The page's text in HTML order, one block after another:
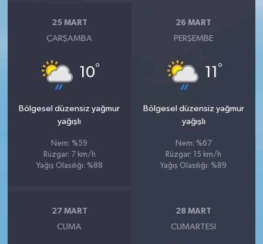
25 MART
ÇARŞAMBA
10°
Bölgesel düzensiz yağmur
yağışlı
Nem: %59
Rüzgar: 7 km/h
Yağış Olasılığı: %88
26 MART
PERŞEMBE
11 °
Bölgesel düzensiz yağmur
yağışlı
Nem: %67
Rüzgar: 15 km/h
Yağış Olasılığı: %89
27 MART
CUMA
28 MART
CUMARTESI